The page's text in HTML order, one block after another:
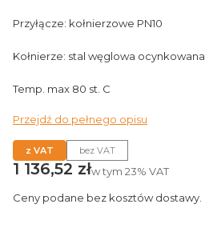
Przyłącze: kołnierzowe PN10
Kołnierze: stal węglowa ocynkowana
Temp. max 80 st. C
Przejdź do pełnego opisu
z VAT bez VAT
Cena
1 136,52 złw tym 23% VAT
Ceny podane bez kosztów dostawy.